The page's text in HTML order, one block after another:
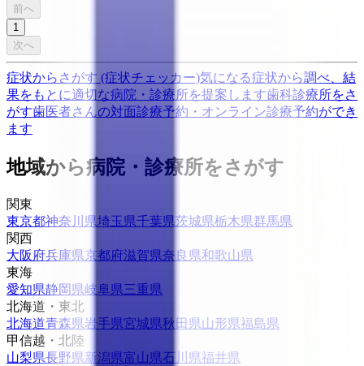
前へ
1
次へ
症状からさがす (症状チェッカー)気になる症状から調べ、結
果をもとに適切な病院・診療所を提案します歯科診療所をさ
がす歯医者さんの対面診療予約・オンライン診療予約ができ
ます
地域から病院・診療所をさがす
関東
東京都神奈川県埼玉県千葉県茨城県栃木県群馬県
関西
大阪府兵庫県京都府滋賀県奈良県和歌山県
東海
愛知県静岡県岐阜県三重県
北海道・東北
北海道青森県岩手県宮城県秋田県山形県福島県
甲信越・北陸
山梨県長野県新潟県富山県石川県福井県